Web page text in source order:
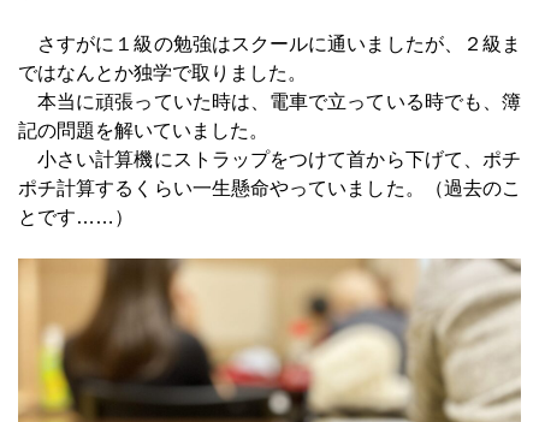
さすがに１級の勉強はスクールに通いましたが、２級ま
ではなんとか独学で取りました。
本当に頑張っていた時は、電車で立っている時でも、簿
記の問題を解いていました。
小さい計算機にストラップをつけて首から下げて、ポチ
ポチ計算するくらい一生懸命やっていました。（過去のこ
とです……）